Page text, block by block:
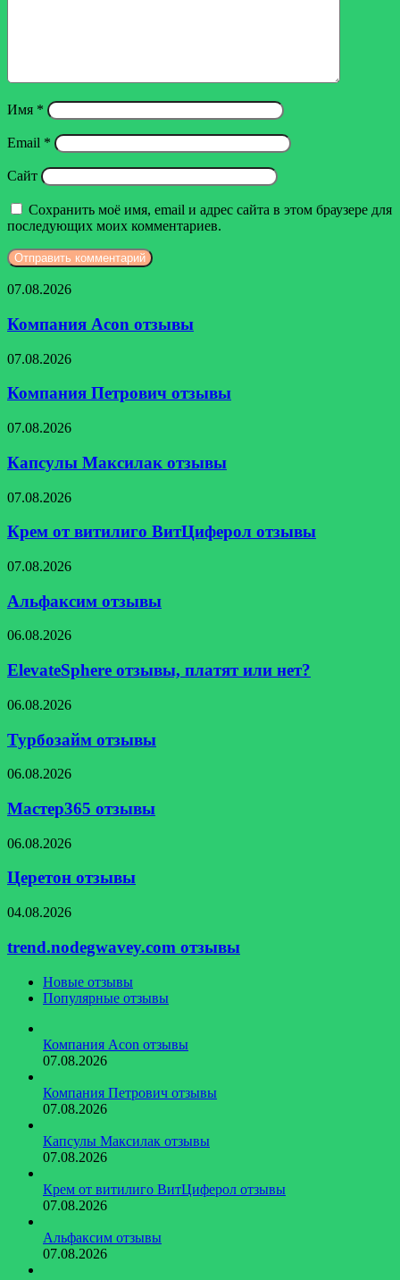
Имя *
Email *
Сайт
Сохранить моё имя, email и адрес сайта в этом браузере для
последующих моих комментариев.
Компания
отзывы
07.08.2026
Компания Acon отзывы
Компания
отзывы
07.08.2026
Компания Петрович отзывы
Капсулы
отзывы
07.08.2026
Капсулы Максилак отзывы
Крем
витилиго
ВитЦиферол
отзывы
07.08.2026
Крем от витилиго ВитЦиферол отзывы
Альфаксим
07.08.2026
Альфаксим отзывы
ElevateSphere
платят
или
нет?
06.08.2026
ElevateSphere отзывы, платят или нет?
Турбозайм
06.08.2026
Турбозайм отзывы
Мастер365
06.08.2026
Мастер365 отзывы
Церетон
06.08.2026
Церетон отзывы
trend.nodegwavey.com
04.08.2026
trend.nodegwavey.com отзывы
Новые отзывы
Популярные отзывы
Компания Acon отзывы
07.08.2026
Компания Петрович отзывы
07.08.2026
Капсулы Максилак отзывы
07.08.2026
Крем от витилиго ВитЦиферол отзывы
07.08.2026
Альфаксим отзывы
07.08.2026